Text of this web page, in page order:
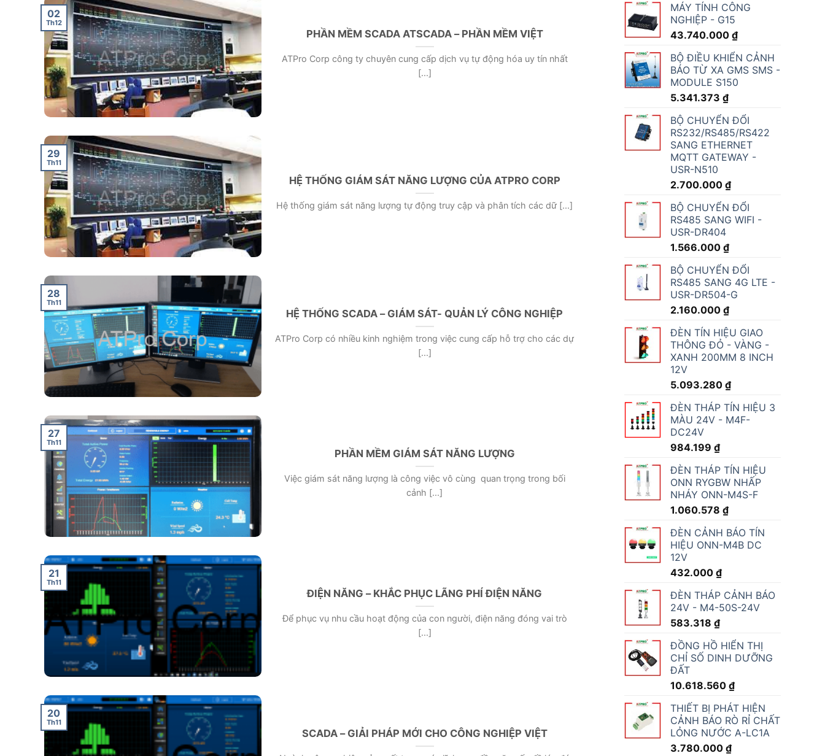
PHẦN MỀM SCADA ATSCADA – PHẦN MỀM VIỆT
ATPro Corp công ty chuyên cung cấp dịch vụ tự động hóa uy tín nhất
[...]
02
Th12
HỆ THỐNG GIÁM SÁT NĂNG LƯỢNG CỦA ATPRO CORP
Hệ thống giám sát năng lượng tự động truy cập và phân tích các dữ [...]
29
Th11
HỆ THỐNG SCADA – GIÁM SÁT- QUẢN LÝ CÔNG NGHIỆP
ATPro Corp có nhiều kinh nghiệm trong việc cung cấp hỗ trợ cho các dự
[...]
28
Th11
PHẦN MỀM GIÁM SÁT NĂNG LƯỢNG
Việc giám sát năng lượng là công việc vô cùng quan trọng trong bối
cảnh [...]
27
Th11
ĐIỆN NĂNG – KHẮC PHỤC LÃNG PHÍ ĐIỆN NĂNG
Để phục vụ nhu cầu hoạt động của con người, điện năng đóng vai trò
[...]
21
Th11
SCADA – GIẢI PHÁP MỚI CHO CÔNG NGHIỆP VIỆT
20
Th11
MÁY TÍNH CÔNG
NGHIỆP - G15
43.740.000 ₫
BỘ ĐIỀU KHIỂN CẢNH
BÁO TỪ XA GMS SMS -
MODULE S150
5.341.373 ₫
BỘ CHUYỂN ĐỔI
RS232/RS485/RS422
SANG ETHERNET
MQTT GATEWAY -
USR-N510
2.700.000 ₫
BỘ CHUYỂN ĐỔI
RS485 SANG WIFI -
USR-DR404
1.566.000 ₫
BỘ CHUYỂN ĐỔI
RS485 SANG 4G LTE -
USR-DR504-G
2.160.000 ₫
ĐÈN TÍN HIỆU GIAO
THÔNG ĐỎ - VÀNG -
XANH 200MM 8 INCH
12V
5.093.280 ₫
ĐÈN THÁP TÍN HIỆU 3
MÀU 24V - M4F-
DC24V
984.199 ₫
ĐÈN THÁP TÍN HIỆU
ONN RYGBW NHẤP
NHÁY ONN-M4S-F
1.060.578 ₫
ĐÈN CẢNH BÁO TÍN
HIỆU ONN-M4B DC
12V
432.000 ₫
ĐÈN THÁP CẢNH BÁO
24V - M4-50S-24V
583.318 ₫
ĐỒNG HỒ HIỂN THỊ
CHỈ SỐ DINH DƯỠNG
ĐẤT
10.618.560 ₫
THIẾT BỊ PHÁT HIỆN
CẢNH BÁO RÒ RỈ CHẤT
LỎNG NƯỚC A-LC1A
3.780.000 ₫